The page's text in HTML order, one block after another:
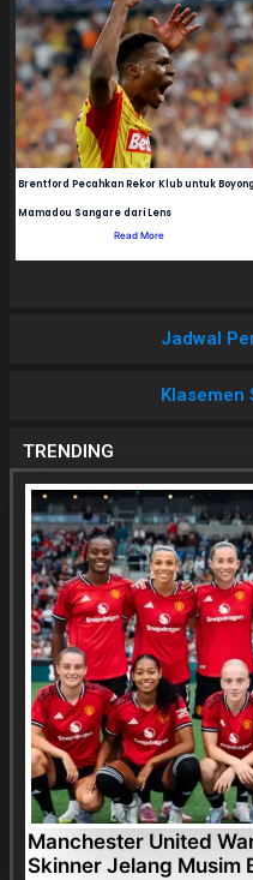
Brentford Pecahkan Rekor Klub untuk Boyong
Mamadou Sangare dari Lens
Read More
Jadwal
Klasemen
TRENDING
Manchester United
Skinner Jelang Musim